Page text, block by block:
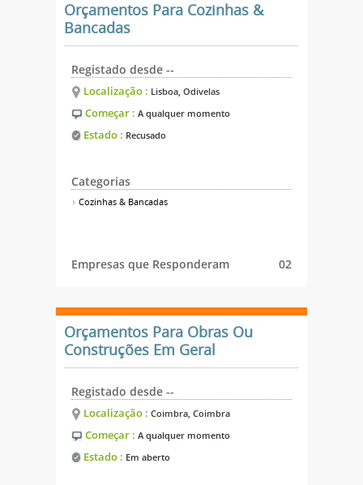
Orçamentos Para Cozinhas &
Bancadas
Registado desde --
Localização : Lisboa, Odivelas
Começar : A qualquer momento
Estado : Recusado
Categorias
Cozinhas & Bancadas
Empresas que Responderam 02
Orçamentos Para Obras Ou
Construções Em Geral
Registado desde --
Localização : Coimbra, Coimbra
Começar : A qualquer momento
Estado : Em aberto